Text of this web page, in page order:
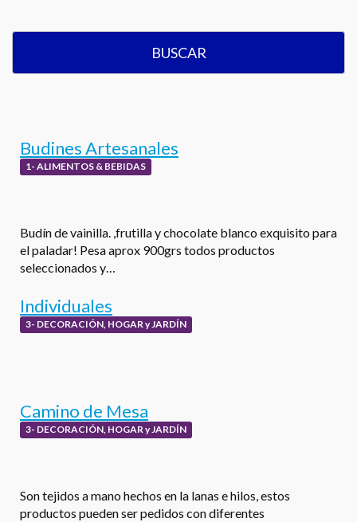
BUSCAR
Budines Artesanales
1- ALIMENTOS & BEBIDAS
Budín de vainilla. ,frutilla y chocolate blanco exquisito para
el paladar! Pesa aprox 900grs todos productos
seleccionados y…
Individuales
3- DECORACIÓN, HOGAR y JARDÍN
Camino de Mesa
3- DECORACIÓN, HOGAR y JARDÍN
Son tejidos a mano hechos en la lanas e hilos, estos
productos pueden ser pedidos con diferentes